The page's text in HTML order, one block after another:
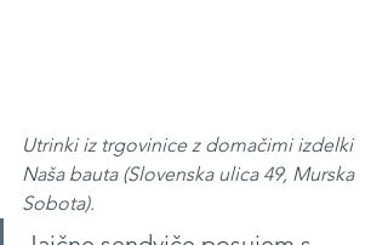
Utrinki iz trgovinice z domačimi izdelki
Naša bauta (Slovenska ulica 49, Murska
Sobota).